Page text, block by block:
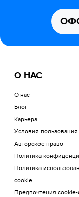
О НАС
О нас
Блог
Карьера
Условия пользования
Авторское право
Политика
Политика
cookie
Предпочтения